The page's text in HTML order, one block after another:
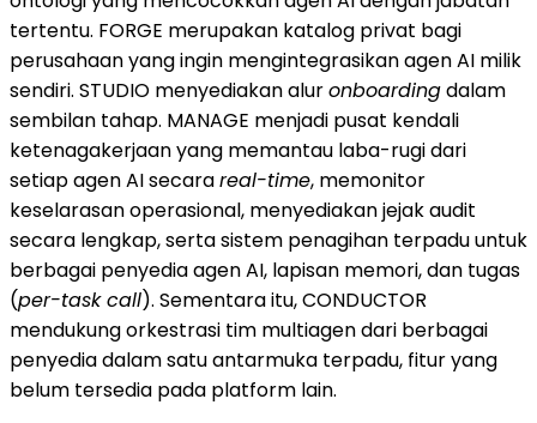
tertentu. FORGE merupakan katalog privat bagi
perusahaan yang ingin mengintegrasikan agen AI milik
sendiri. STUDIO menyediakan aluronboardingdalam
sembilan tahap. MANAGE menjadi pusat kendali
ketenagakerjaan yang memantau laba-rugi dari
setiap agen AI secarareal-time, memonitor
keselarasan operasional, menyediakan jejak audit
secara lengkap, serta sistem penagihan terpadu untuk
berbagai penyedia agen AI, lapisan memori, dan tugas
(per-task call). Sementara itu, CONDUCTOR
mendukung orkestrasi tim multiagen dari berbagai
penyedia dalam satu antarmuka terpadu, fitur yang
belum tersedia pada platform lain.